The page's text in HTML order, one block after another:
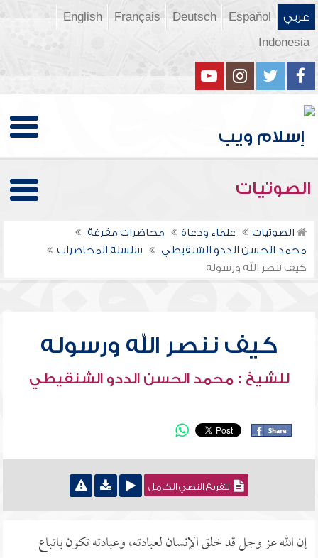
عربي Español
Deutsch
Français
English
Indonesia
الصوتيات
الصوتيات علماء ودعاة
محاضرات مفرغة
محمد الحسن الددو الشنقيطي
سلسلة المحاضرات
كيف ننصر الله ورسوله
كيف ننصر الله ورسوله
للشيخ : محمد الحسن الددو الشنقيطي
التفريغ النصي الكامل
إن الله عز وجل قد خلق الإنسان لعبادته، وعبادته تكون باتباع